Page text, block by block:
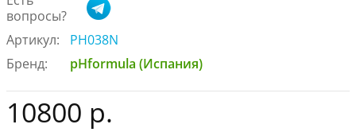
вопросы?
Артикул:
PH038N
Бренд:
pHformula (Испания)
10800 р.